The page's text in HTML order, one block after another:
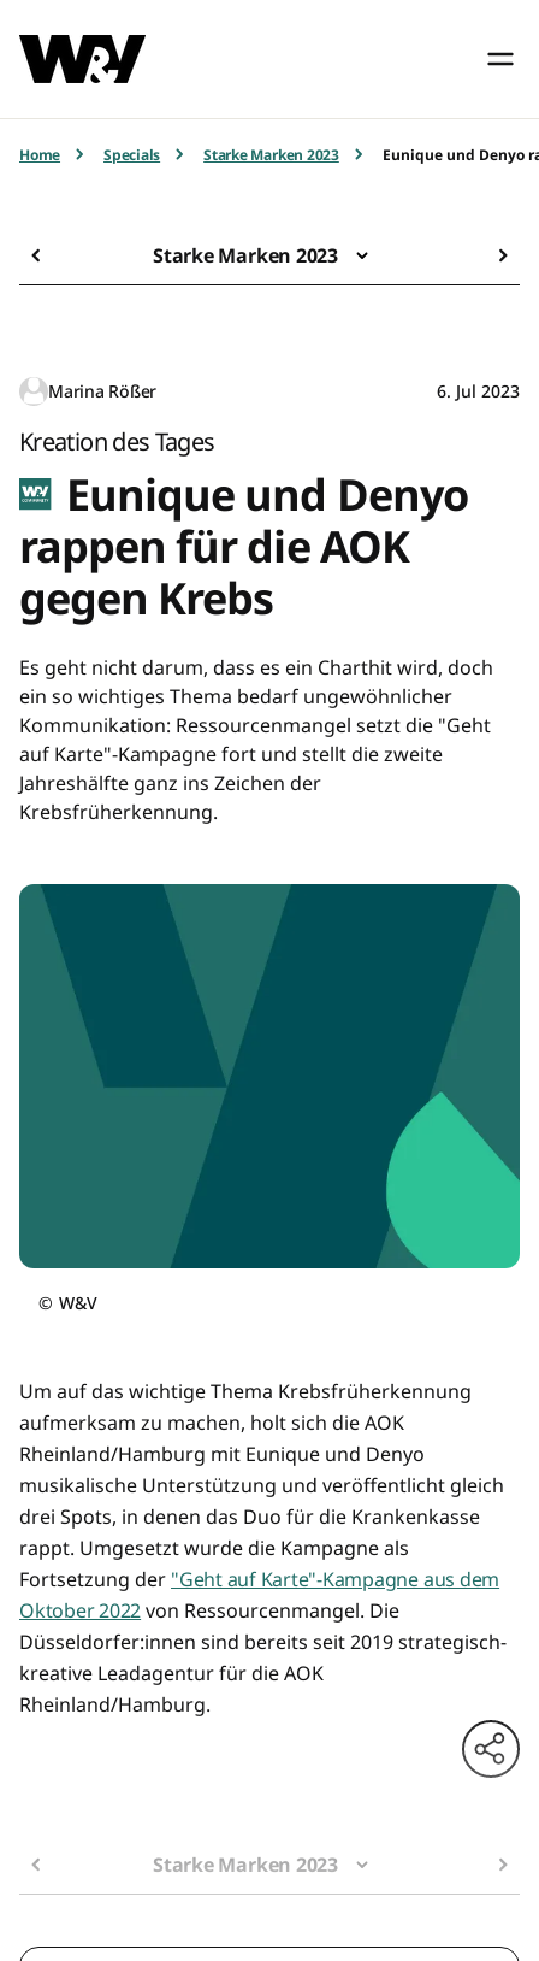
Home Specials Starke Marken 2023 Eunique und Denyo
Starke Marken 2023
Marina Rößer 6. Jul 2023
Kreation des Tages
Eunique und Denyo
rappen für die AOK
gegen Krebs
Es geht nicht darum, dass es ein Charthit wird, doch
ein so wichtiges Thema bedarf ungewöhnlicher
Kommunikation: Ressourcenmangel setzt die "Geht
auf Karte"-Kampagne fort und stellt die zweite
Jahreshälfte ganz ins Zeichen der
Krebsfrüherkennung.
© W&V
Um auf das wichtige Thema Krebsfrüherkennung
aufmerksam zu machen, holt sich die AOK
Rheinland/Hamburg mit Eunique und Denyo
musikalische Unterstützung und veröffentlicht gleich
drei Spots, in denen das Duo für die Krankenkasse
rappt. Umgesetzt wurde die Kampagne als
Fortsetzung der "Geht auf Karte"-Kampagne aus dem
Oktober 2022von Ressourcenmangel. Die
Düsseldorfer:innen sind bereits seit 2019 strategisch-
kreative Leadagentur für die AOK
Rheinland/Hamburg.
Starke Marken 2023